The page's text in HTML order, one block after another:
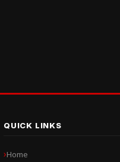
QUICK LINKS
Home